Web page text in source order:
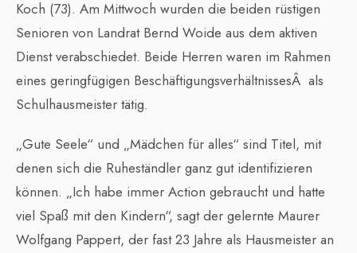
Koch (73). Am Mittwoch wurden die beiden rüstigen
Senioren von Landrat Bernd Woide aus dem aktiven
Dienst verabschiedet. Beide Herren waren im Rahmen
eines geringfügigen BeschäftigungsverhältnissesÂ als
Schulhausmeister tätig.
„Gute Seele“ und „Mädchen für alles“ sind Titel, mit
denen sich die Ruheständler ganz gut identifizieren
können. „Ich habe immer Action gebraucht und hatte
viel Spaß mit den Kindern“, sagt der gelernte Maurer
Wolfgang Pappert, der fast 23 Jahre als Hausmeister an